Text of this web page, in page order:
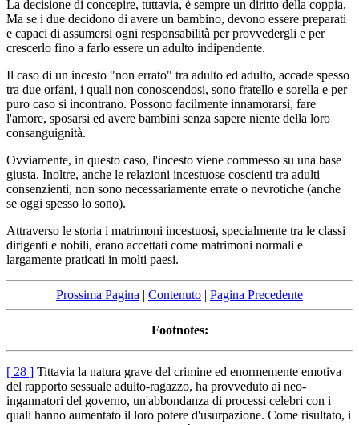
La decisione di concepire, tuttavia, è sempre un diritto della coppia.
Ma se i due decidono di avere un bambino, devono essere preparati
e capaci di assumersi ogni responsabilità per provvedergli e per
crescerlo fino a farlo essere un adulto indipendente.
Il caso di un incesto "non errato" tra adulto ed adulto, accade spesso
tra due orfani, i quali non conoscendosi, sono fratello e sorella e per
puro caso si incontrano. Possono facilmente innamorarsi, fare
l'amore, sposarsi ed avere bambini senza sapere niente della loro
consanguignità.
Ovviamente, in questo caso, l'incesto viene commesso su una base
giusta. Inoltre, anche le relazioni incestuose coscienti tra adulti
consenzienti, non sono necessariamente errate o nevrotiche (anche
se oggi spesso lo sono).
Attraverso le storia i matrimoni incestuosi, specialmente tra le classi
dirigenti e nobili, erano accettati come matrimoni normali e
largamente praticati in molti paesi.
Prossima Pagina | Contenuto | Pagina Precedente
Footnotes:
[ 28 ] Tittavia la natura grave del crimine ed enormemente emotiva
del rapporto sessuale adulto-ragazzo, ha provveduto ai neo-
ingannatori del governo, un'abbondanza di processi celebri con i
quali hanno aumentato il loro potere d'usurpazione. Come risultato, i